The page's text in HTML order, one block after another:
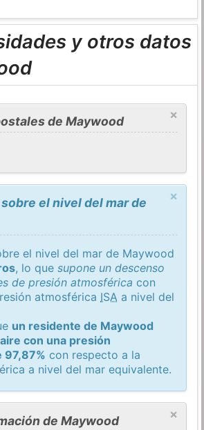
y otros datos
×
de Maywood
×
el nivel del mar de
el nivel del mar de Maywood
, lo quesupone un descenso
de presión atmosférica con
atmosférica ISA a nivel del
un residente de Maywood
con una presión
97,87% con respecto a la
a nivel del mar equivalente.
×
de Maywood